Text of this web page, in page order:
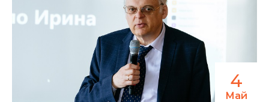
4
Май